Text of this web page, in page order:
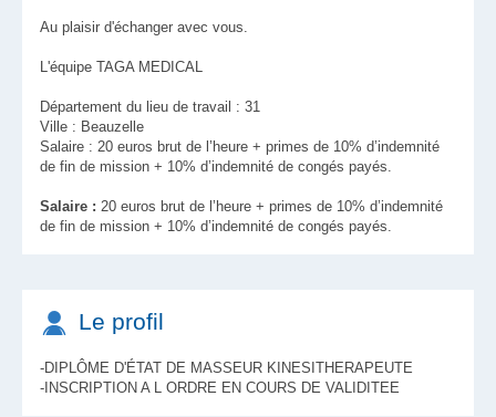
Au plaisir d'échanger avec vous.
L'équipe TAGA MEDICAL
Département du lieu de travail : 31
Ville : Beauzelle
Salaire : 20 euros brut de l’heure + primes de 10% d’indemnité
de fin de mission + 10% d’indemnité de congés payés.
Salaire : 20 euros brut de l’heure + primes de 10% d’indemnité
de fin de mission + 10% d’indemnité de congés payés.
Le profil
-DIPLÔME D'ÉTAT DE MASSEUR KINESITHERAPEUTE
-INSCRIPTION A L ORDRE EN COURS DE VALIDITEE